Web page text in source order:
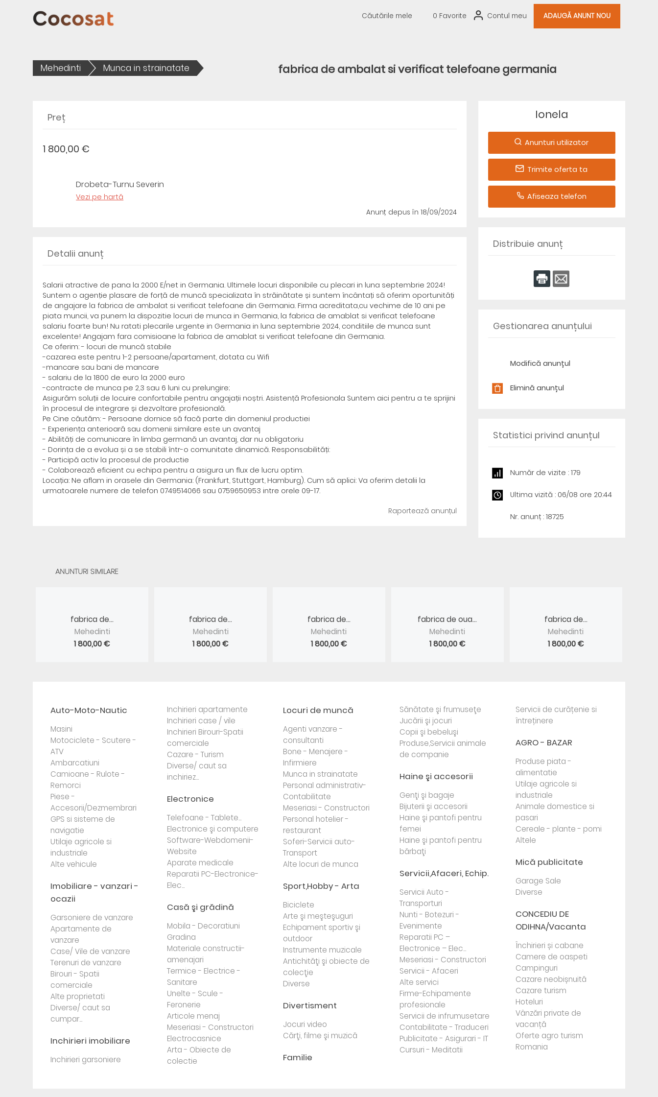
Căutările mele 0 Favorite Contul meu ADAUGĂ ANUNT NOU
Mehedinti Munca in strainatate fabrica de ambalat si verificat telefoane germania
Preț
1 800,00 €
Drobeta-Turnu Severin
Vezi pe hartă
Anunț depus în 18/09/2024
Detalii anunț
Salarii atractive de pana la 2000 E/net in Germania. Ultimele locuri disponibile cu plecari in luna septembrie 2024!
Suntem o agenție plasare de forță de muncă specializata în străinătate și suntem încântați să oferim oportunități
de angajare la fabrica de ambalat si verificat telefoane din Germania. Firma acreditata,cu vechime de 10 ani pe
piata muncii, va punem la dispozitie locuri de munca in Germania, la fabrica de amablat si verificat telefoane
salariu foarte bun! Nu ratati plecarile urgente in Germania in luna septembrie 2024, conditiile de munca sunt
excelente! Angajam fara comisioane la fabrica de amablat si verificat telefoane din Germania.
Ce oferim: - locuri de muncă stabile
-cazarea este pentru 1-2 persoane/apartament, dotata cu Wifi
-mancare sau bani de mancare
- salariu de la 1800 de euro la 2000 euro
-contracte de munca pe 2,3 sau 6 luni cu prelungire;
Asigurăm soluții de locuire confortabile pentru angajații noștri. Asistență Profesionala Suntem aici pentru a te sprijini
în procesul de integrare și dezvoltare profesională.
Pe Cine căutăm: - Persoane dornice să facă parte din domeniul productiei
- Experiența anterioară sau domenii similare este un avantaj
- Abilități de comunicare în limba germană un avantaj, dar nu obligatoriu
- Dorința de a evolua și a se stabili într-o comunitate dinamică. Responsabilități:
- Participă activ la procesul de productie
- Colaborează eficient cu echipa pentru a asigura un flux de lucru optim.
Locația: Ne aflam in orasele din Germania: (Frankfurt, Stuttgart, Hamburg). Cum să aplici: Va oferim detalii la
urmatoarele numere de telefon 0749514066 sau 0759650953 intre orele 09-17.
Raportează anunțul
Ionela
Anunturi utilizator
Trimite oferta ta
Afiseaza telefon
Distribuie anunț
Gestionarea anunțului
Modifică anunțul
Elimină anunțul
Statistici privind anunțul
Număr de vizite : 179
Ultima vizită : 06/08 ore 20:44
Nr. anunț : 18725
ANUNTURI SIMILARE
fabrica de...
Mehedinti
1 800,00 €
fabrica de...
Mehedinti
1 800,00 €
fabrica de...
Mehedinti
1 800,00 €
fabrica de oua...
Mehedinti
1 800,00 €
fabrica de...
Mehedinti
1 800,00 €
Auto-Moto-Nautic
Masini
Motociclete - Scutere -
ATV
Ambarcatiuni
Camioane - Rulote -
Remorci
Piese -
Accesorii/Dezmembrari
GPS si sisteme de
navigatie
Utilaje agricole si
industriale
Alte vehicule
Imobiliare - vanzari -
ocazii
Garsoniere de vanzare
Apartamente de
vanzare
Case/ Vile de vanzare
Terenuri de vanzare
Birouri - Spatii
comerciale
Alte proprietati
Diverse/ caut sa
cumpar...
Inchirieri imobiliare
Inchirieri garsoniere
Inchirieri apartamente
Inchirieri case / vile
Inchirieri Birouri-Spatii
comerciale
Cazare - Turism
Diverse/ caut sa
inchiriez...
Electronice
Telefoane - Tablete...
Electronice şi computere
Software-Webdomenii-
Website
Aparate medicale
Reparatii PC-Electronice-
Elec...
Casă şi grădină
Mobila - Decoratiuni
Gradina
Materiale constructii-
amenajari
Termice - Electrice -
Sanitare
Unelte - Scule -
Feronerie
Articole menaj
Meseriasi - Constructori
Electrocasnice
Arta - Obiecte de
colectie
Locuri de muncă
Agenti vanzare -
consultanti
Bone - Menajere -
Infirmiere
Munca in strainatate
Personal administrativ-
Contabilitate
Meseriasi - Constructori
Personal hotelier -
restaurant
Soferi-Servicii auto-
Transport
Alte locuri de munca
Sport,Hobby - Arta
Biciclete
Arte şi meşteşuguri
Echipament sportiv şi
outdoor
Instrumente muzicale
Antichităţi şi obiecte de
colecţie
Diverse
Divertisment
Jocuri video
Cărţi, filme şi muzică
Familie
Sănătate şi frumuseţe
Jucării şi jocuri
Copii şi bebeluşi
Produse,Servicii animale
de companie
Haine şi accesorii
Genţi şi bagaje
Bijuterii şi accesorii
Haine şi pantofi pentru
femei
Haine şi pantofi pentru
bărbaţi
Servicii,Afaceri, Echip.
Servicii Auto -
Transporturi
Nunti - Botezuri -
Evenimente
Reparatii PC –
Electronice – Elec...
Meseriasi - Constructori
Servicii - Afaceri
Alte servici
Firme-Echipamente
profesionale
Servicii de infrumusetare
Contabilitate - Traduceri
Publicitate - Asigurari - IT
Cursuri - Meditatii
Servicii de curățenie si
întreținere
AGRO - BAZAR
Produse piata -
alimentatie
Utilaje agricole si
industriale
Animale domestice si
pasari
Cereale - plante - pomi
Altele
Mică publicitate
Garage Sale
Diverse
CONCEDIU DE
ODIHNA/Vacanta
Închirieri și cabane
Camere de oaspeti
Campinguri
Cazare neobișnuită
Cazare turism
Hoteluri
Vânzări private de
vacanță
Oferte agro turism
Romania